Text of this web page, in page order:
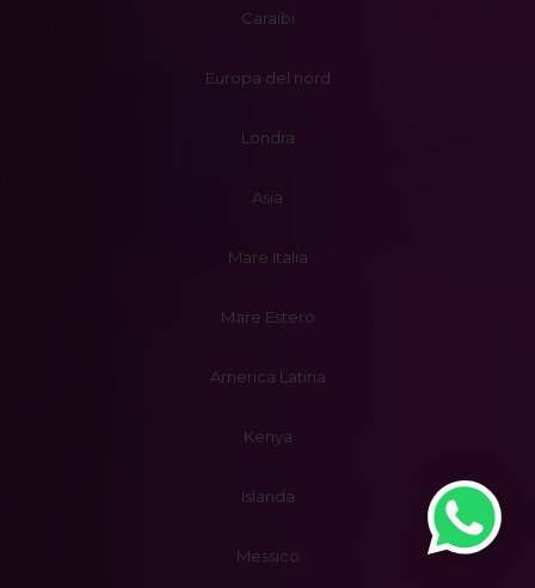
Caraibi
Europa del nord
Londra
Asia
Mare Italia
Mare Estero
America Latina
Kenya
Islanda
Messico